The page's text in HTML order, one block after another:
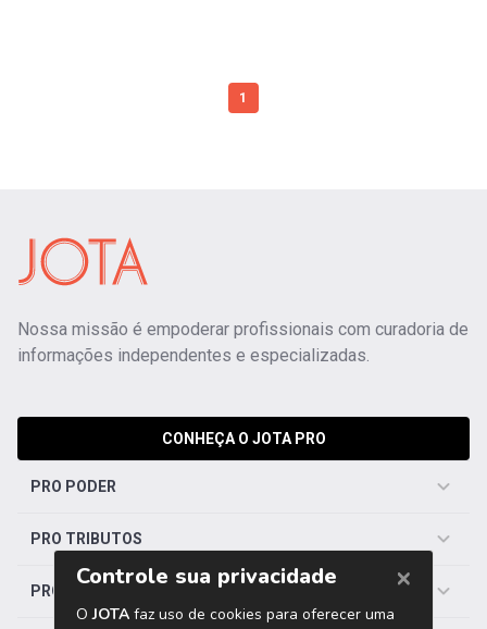
1
Nossa missão é empoderar profissionais com curadoria de
informações independentes e especializadas.
CONHEÇA O JOTA PRO
PRO PODER
PRO TRIBUTOS
PRO TRABALHISTA